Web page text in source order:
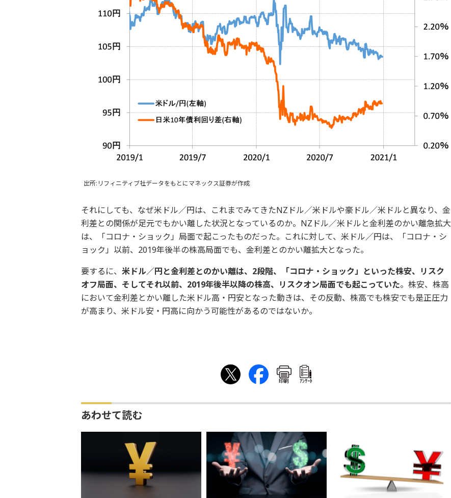
出所:リフィニティブ社データをもとにマネックス証券が作成
それにしても、なぜ米ドル／円は、これまでみてきたNZドル／米ドルや豪ドル／米ドルと異なり、金
利差との関係が足元でもかい離した状況となっているのか。NZドル／米ドルと金利差のかい離急拡大
は、「コロナ・ショック」局面で起こったものだった。これに対して、米ドル／円は、「コロナ・シ
ョック」以前、2019年後半の株高局面でも、金利差とのかい離拡大となった。
要するに、 米ドル／円と金利差とのかい離は、 2段階、「コロナ・ショック」といった株安、リスク
オフ局面、そしてそれ以前、2019年後半以降の株高、リスクオン局面でも起こっていた。株安、株高
において金利差とかい離した米ドル高・円安となった動きは、その反動、株高でも株安でも是正圧力
が高まり、米ドル安・円高に向かう可能性があるのではないか。
印刷 ｱﾝｹｰﾄ
あわせて読む